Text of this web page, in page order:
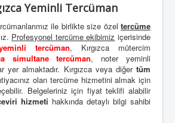
Yeminli Tercüman
ile birlikte size özel tercüme
Profesyonel tercüme ekibimiz içerisinde
tercüman, Kırgızca mütercim
simultane tercüman, noter yeminli
yer almaktadır. Kırgızca veya diğer tüm
olan tercüme hizmetini almak için
Belgeleriniz için fiyat teklifi alabilir
hizmeti hakkında detaylı bilgi sahibi